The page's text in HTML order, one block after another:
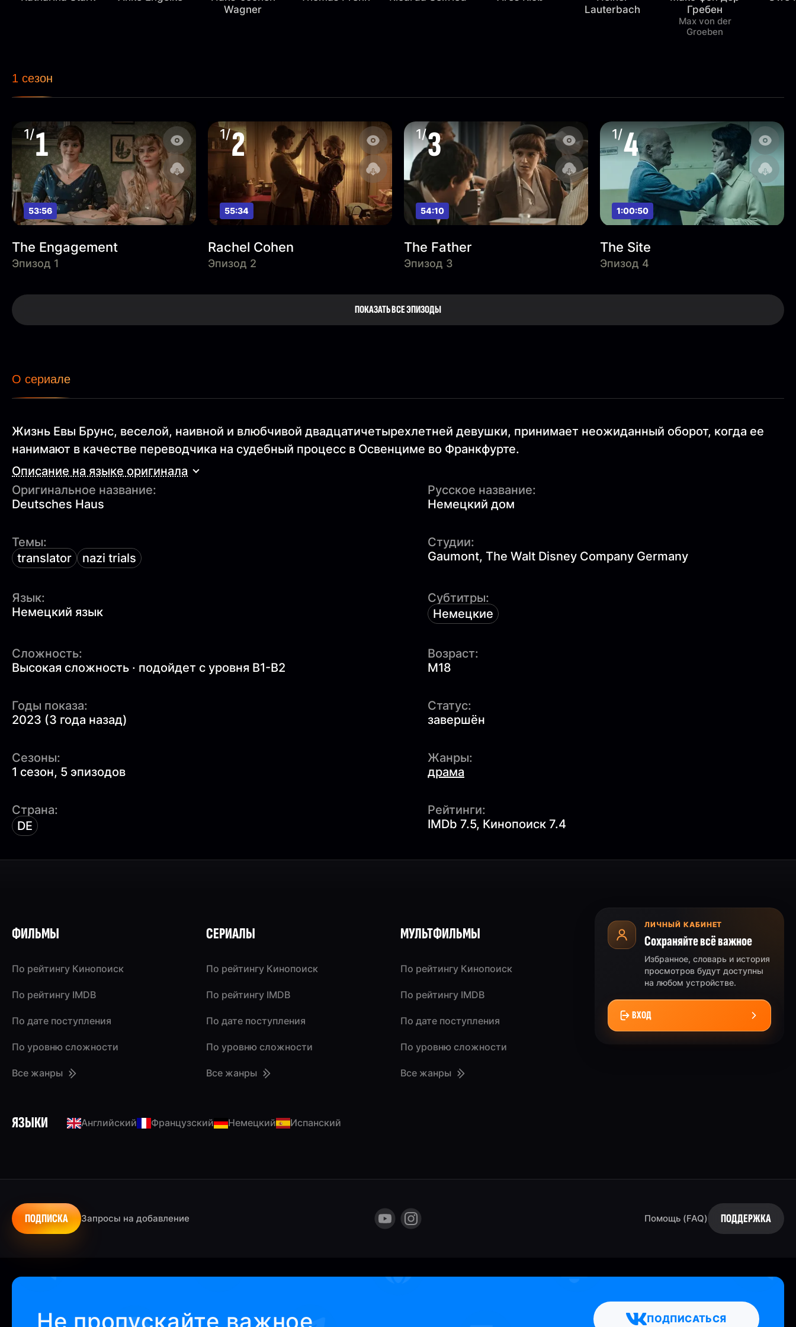
Wagner
Lauterbach
Гребен
Max von der
Groeben
1 сезон
1/1
53:56
The Engagement
Эпизод 1
1/2
55:34
Rachel Cohen
Эпизод 2
1/3
54:10
The Father
Эпизод 3
1/4
1:00:50
The Site
Эпизод 4
ПОКАЗАТЬ ВСЕ ЭПИЗОДЫ
О сериале
Жизнь Евы Брунс, веселой, наивной и влюбчивой двадцатичетырехлетней девушки, принимает неожиданный оборот, когда ее
нанимают в качестве переводчика на судебный процесс в Освенциме во Франкфурте.
Описание на языке оригинала
Оригинальное название:
Deutsches Haus
Русское название:
Немецкий дом
Темы:
translator
nazi trials
Студии:
Gaumont, The Walt Disney Company Germany
Язык:
Немецкий язык
Субтитры:
Немецкие
Сложность:
Высокая сложность · подойдет с уровня B1-B2
Возраст:
M18
Годы показа:
2023 (3 года назад)
Статус:
завершён
Сезоны:
1 сезон, 5 эпизодов
Жанры:
драма
Страна:
DE
Рейтинги:
IMDb 7.5, Кинопоиск 7.4
ЯЗЫКИ Английский Французский Немецкий Испанский
ФИЛЬМЫ
По рейтингу Кинопоиск
По рейтингу IMDB
По дате поступления
По уровню сложности
Все жанры
СЕРИАЛЫ
По рейтингу Кинопоиск
По рейтингу IMDB
По дате поступления
По уровню сложности
Все жанры
МУЛЬТФИЛЬМЫ
По рейтингу Кинопоиск
По рейтингу IMDB
По дате поступления
По уровню сложности
Все жанры
ЛИЧНЫЙ КАБИНЕТ
Сохраняйте всё важное
Избранное, словарь и история
просмотров будут доступны
на любом устройстве.
ВХОД
Запросы на добавление
ПОДПИСКА Помощь (FAQ) ПОДДЕРЖКА
Не пропускайте важное ПОДПИСАТЬСЯ